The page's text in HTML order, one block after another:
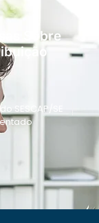
Sobre
SE